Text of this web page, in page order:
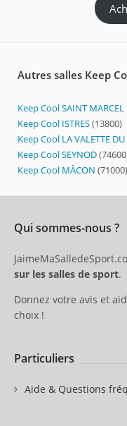
Autres salles Keep
Keep Cool SAINT MARCEL
Keep Cool ISTRES(13800)
Keep Cool LA VALETTE DU
Keep Cool SEYNOD
Keep Cool MÂCON (71000)
Qui sommes-nous ?
sur les salles de sport.
Donnez votre avis et
choix !
Particuliers
Aide & Questions